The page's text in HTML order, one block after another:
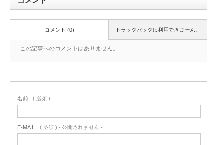
トラックバックは利用できません。
コメント (0)
この記事へのコメントはありません。
名前 ( 必須 )
E-MAIL ( 必須 ) - 公開されません -